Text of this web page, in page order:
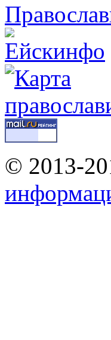
© 2013-